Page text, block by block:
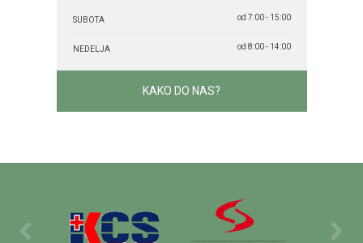
SUBOTA od 7:00 - 15:00
NEDELJA od 8:00 - 14:00
KAKO DO NAS?